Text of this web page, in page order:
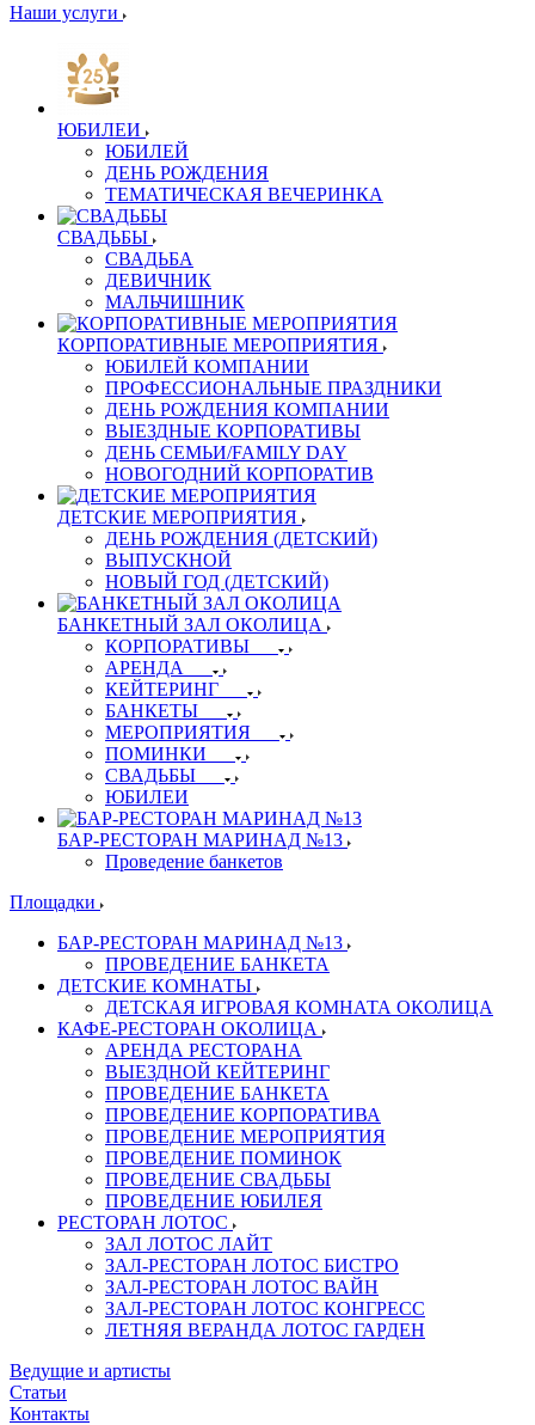
Наши услуги
ЮБИЛЕИ
ЮБИЛЕЙ
ДЕНЬ РОЖДЕНИЯ
ТЕМАТИЧЕСКАЯ ВЕЧЕРИНКА
СВАДЬБЫ
СВАДЬБА
ДЕВИЧНИК
МАЛЬЧИШНИК
КОРПОРАТИВНЫЕ МЕРОПРИЯТИЯ
ЮБИЛЕЙ КОМПАНИИ
ПРОФЕССИОНАЛЬНЫЕ ПРАЗДНИКИ
ДЕНЬ РОЖДЕНИЯ КОМПАНИИ
ВЫЕЗДНЫЕ КОРПОРАТИВЫ
ДЕНЬ СЕМЬИ/FAMILY DAY
НОВОГОДНИЙ КОРПОРАТИВ
ДЕТСКИЕ МЕРОПРИЯТИЯ
ДЕНЬ РОЖДЕНИЯ (ДЕТСКИЙ)
ВЫПУСКНОЙ
НОВЫЙ ГОД (ДЕТСКИЙ)
БАНКЕТНЫЙ ЗАЛ ОКОЛИЦА
КОРПОРАТИВЫ
АРЕНДА
КЕЙТЕРИНГ
БАНКЕТЫ
МЕРОПРИЯТИЯ
ПОМИНКИ
СВАДЬБЫ
ЮБИЛЕИ
БАР-РЕСТОРАН МАРИНАД №13
Проведение банкетов
Площадки
БАР-РЕСТОРАН МАРИНАД №13
ПРОВЕДЕНИЕ БАНКЕТА
ДЕТСКИЕ КОМНАТЫ
ДЕТСКАЯ ИГРОВАЯ КОМНАТА ОКОЛИЦА
КАФЕ-РЕСТОРАН ОКОЛИЦА
АРЕНДА РЕСТОРАНА
ВЫЕЗДНОЙ КЕЙТЕРИНГ
ПРОВЕДЕНИЕ БАНКЕТА
ПРОВЕДЕНИЕ КОРПОРАТИВА
ПРОВЕДЕНИЕ МЕРОПРИЯТИЯ
ПРОВЕДЕНИЕ ПОМИНОК
ПРОВЕДЕНИЕ СВАДЬБЫ
ПРОВЕДЕНИЕ ЮБИЛЕЯ
РЕСТОРАН ЛОТОС
ЗАЛ ЛОТОС ЛАЙТ
ЗАЛ-РЕСТОРАН ЛОТОС БИСТРО
ЗАЛ-РЕСТОРАН ЛОТОС ВАЙН
ЗАЛ-РЕСТОРАН ЛОТОС КОНГРЕСС
ЛЕТНЯЯ ВЕРАНДА ЛОТОС ГАРДЕН
Ведущие и артисты
Статьи
Контакты